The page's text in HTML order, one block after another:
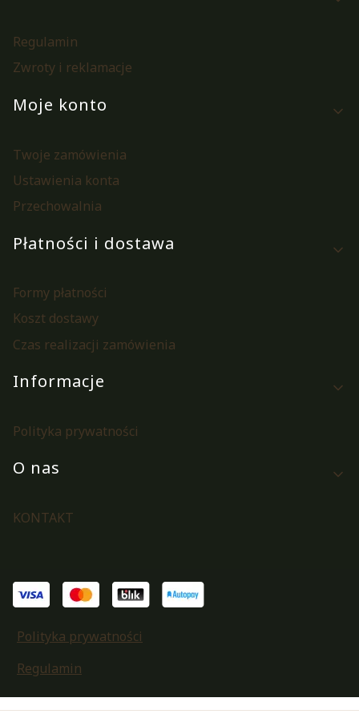
Regulamin
Zwroty i reklamacje
Moje konto
Twoje zamówienia
Ustawienia konta
Przechowalnia
Płatności i dostawa
Formy płatności
Koszt dostawy
Czas realizacji zamówienia
Informacje
Polityka prywatności
O nas
KONTAKT
Polityka prywatności
Regulamin